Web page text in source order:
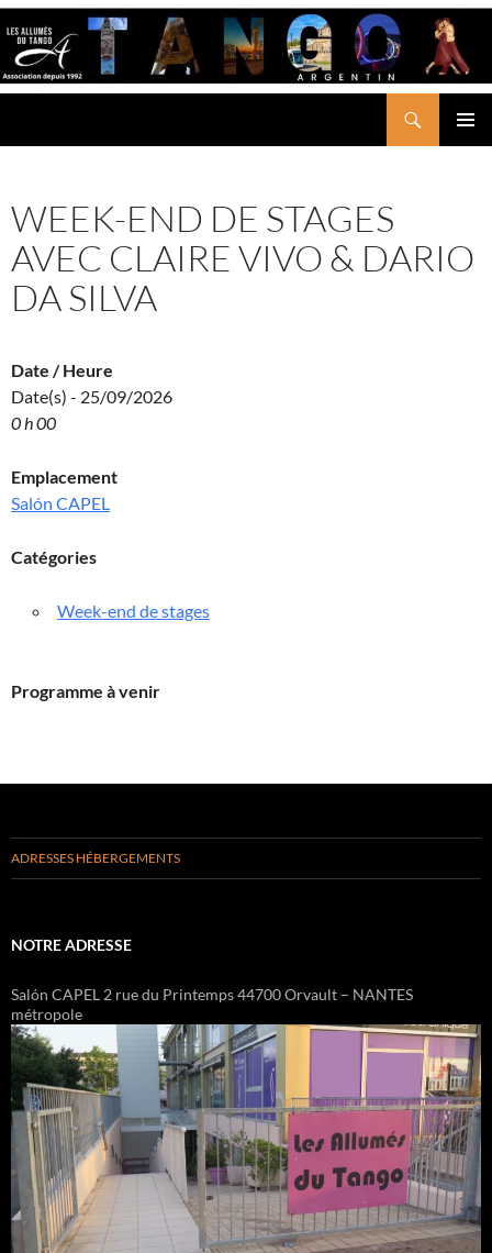
Aller
au
contenu
WEEK-END DE STAGES
AVEC CLAIRE VIVO & DARIO
DA SILVA
Date / Heure
Date(s) - 25/09/2026
0 h 00
Emplacement
Salón CAPEL
Catégories
Week-end de stages
Programme à venir
ADRESSES HÉBERGEMENTS
NOTRE ADRESSE
Salón CAPEL 2 rue du Printemps 44700 Orvault – NANTES
métropole